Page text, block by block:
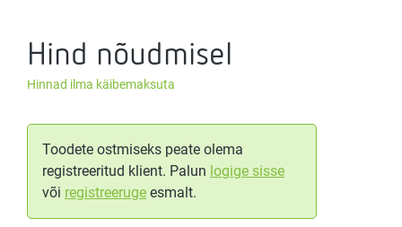
Hind nõudmisel
Hinnad ilma käibemaksuta
Toodete ostmiseks peate olema
registreeritud klient. Palun logige sisse
või registreeruge esmalt.